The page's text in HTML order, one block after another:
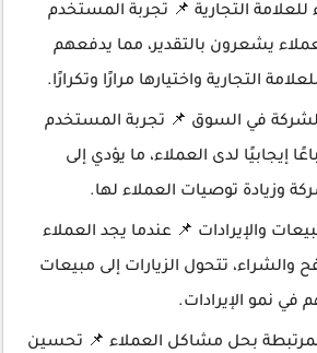
للعلامة التجارية 📌 تجربة المستخدم
يشعرون بالتقدير، مما يدفعهم
التجارية واختيارها مرارًا وتكرارًا.
في السوق 📌 تجربة المستخدم
إيجابيًا لدى العملاء، ما يؤدي إلى
وزيادة توصيات العملاء لها.
والإيرادات 📌 عندما يجد العملاء
تتحول الزيارات إلى مبيعات
في نمو الإيرادات.
بحل مشاكل العملاء 📌 تحسين